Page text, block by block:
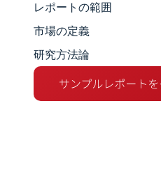
市場分析
トレンドとインサイト
セグメント分析
レポートの範囲
市場の定義
研究方法論